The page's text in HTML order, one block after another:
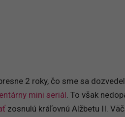
2 roky, čo sme sa
mini seriál. To však
zosnulú kráľovnú Alžbetu II.